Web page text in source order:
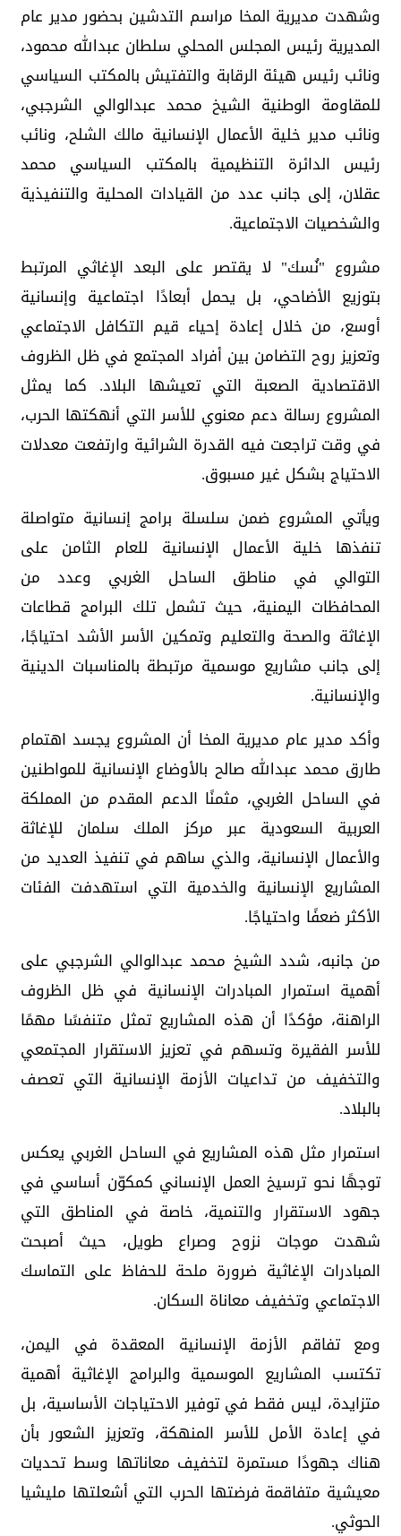
وشهدت مديرية المخا مراسم التدشين بحضور مدير عام
المديرية رئيس المجلس المحلي سلطان عبدالله محمود،
ونائب رئيس هيئة الرقابة والتفتيش بالمكتب السياسي
للمقاومة الوطنية الشيخ محمد عبدالوالي الشرجبي،
ونائب مدير خلية الأعمال الإنسانية مالك الشلح، ونائب
رئيس الدائرة التنظيمية بالمكتب السياسي محمد
عقلان، إلى جانب عدد من القيادات المحلية والتنفيذية
والشخصيات الاجتماعية.
مشروع "نُسك" لا يقتصر على البعد الإغاثي المرتبط
بتوزيع الأضاحي، بل يحمل أبعادًا اجتماعية وإنسانية
أوسع، من خلال إعادة إحياء قيم التكافل الاجتماعي
وتعزيز روح التضامن بين أفراد المجتمع في ظل الظروف
الاقتصادية الصعبة التي تعيشها البلاد. كما يمثل
المشروع رسالة دعم معنوي للأسر التي أنهكتها الحرب،
في وقت تراجعت فيه القدرة الشرائية وارتفعت معدلات
الاحتياج بشكل غير مسبوق.
ويأتي المشروع ضمن سلسلة برامج إنسانية متواصلة
تنفذها خلية الأعمال الإنسانية للعام الثامن على
التوالي في مناطق الساحل الغربي وعدد من
المحافظات اليمنية، حيث تشمل تلك البرامج قطاعات
الإغاثة والصحة والتعليم وتمكين الأسر الأشد احتياجًا،
إلى جانب مشاريع موسمية مرتبطة بالمناسبات الدينية
والإنسانية.
وأكد مدير عام مديرية المخا أن المشروع يجسد اهتمام
طارق محمد عبدالله صالح بالأوضاع الإنسانية للمواطنين
في الساحل الغربي، مثمنًا الدعم المقدم من المملكة
العربية السعودية عبر مركز الملك سلمان للإغاثة
والأعمال الإنسانية، والذي ساهم في تنفيذ العديد من
المشاريع الإنسانية والخدمية التي استهدفت الفئات
الأكثر ضعفًا واحتياجًا.
من جانبه، شدد الشيخ محمد عبدالوالي الشرجبي على
أهمية استمرار المبادرات الإنسانية في ظل الظروف
الراهنة، مؤكدًا أن هذه المشاريع تمثل متنفسًا مهمًا
للأسر الفقيرة وتسهم في تعزيز الاستقرار المجتمعي
والتخفيف من تداعيات الأزمة الإنسانية التي تعصف
بالبلاد.
استمرار مثل هذه المشاريع في الساحل الغربي يعكس
توجهًا نحو ترسيخ العمل الإنساني كمكوّن أساسي في
جهود الاستقرار والتنمية، خاصة في المناطق التي
شهدت موجات نزوح وصراع طويل، حيث أصبحت
المبادرات الإغاثية ضرورة ملحة للحفاظ على التماسك
الاجتماعي وتخفيف معاناة السكان.
ومع تفاقم الأزمة الإنسانية المعقدة في اليمن،
تكتسب المشاريع الموسمية والبرامج الإغاثية أهمية
متزايدة، ليس فقط في توفير الاحتياجات الأساسية، بل
في إعادة الأمل للأسر المنهكة، وتعزيز الشعور بأن
هناك جهودًا مستمرة لتخفيف معاناتها وسط تحديات
معيشية متفاقمة فرضتها الحرب التي أشعلتها مليشيا
الحوثي.